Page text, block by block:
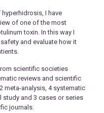
I have
of one of the most
toxin. In this way I
and evaluate how it
scientific societies
reviews and scientific
meta-analysis, 4 systematic
and 3 cases or series
journals.